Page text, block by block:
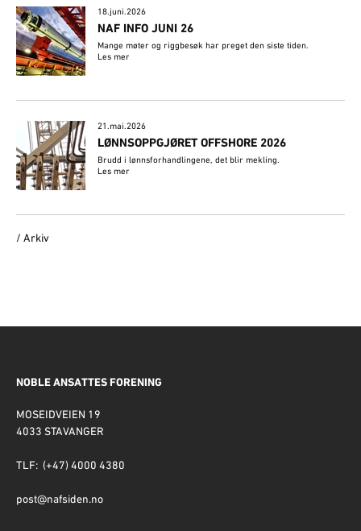
18.juni.2026
NAF INFO JUNI 26
Mange møter og riggbesøk har preget den siste tiden.
Les mer
21.mai.2026
LØNNSOPPGJØRET OFFSHORE 2026
Brudd i lønnsforhandlingene, det blir mekling.
Les mer
/ Arkiv
NOBLE ANSATTES FORENING
MOSEIDVEIEN 19
4033 STAVANGER
TLF: (+47) 4000 4380
post@nafsiden.no